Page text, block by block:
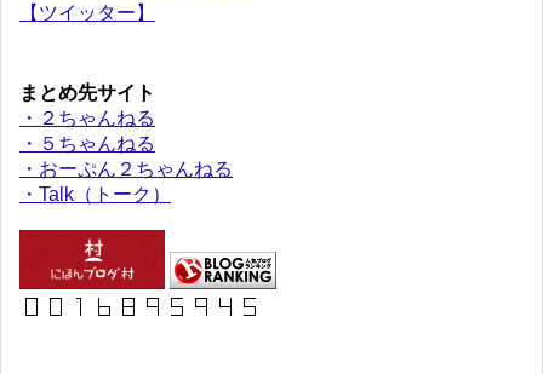
【ツイッター】
まとめ先サイト
・２ちゃんねる
・５ちゃんねる
・おーぷん２ちゃんねる
・Talk（トーク）